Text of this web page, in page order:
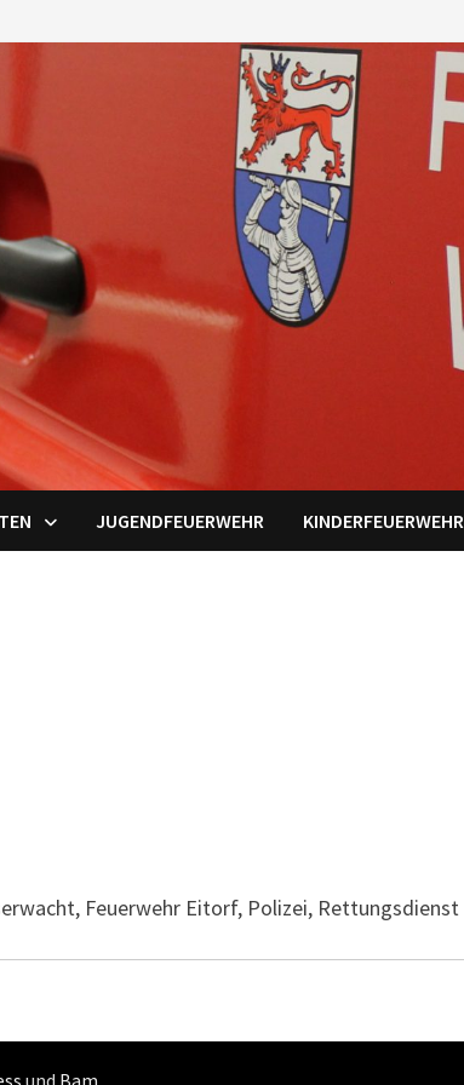
JUGENDFEUERWEHR KINDERFEUERWEHR
Feuerwehr Eitorf, Polizei, Rettungsdienst
und Bam